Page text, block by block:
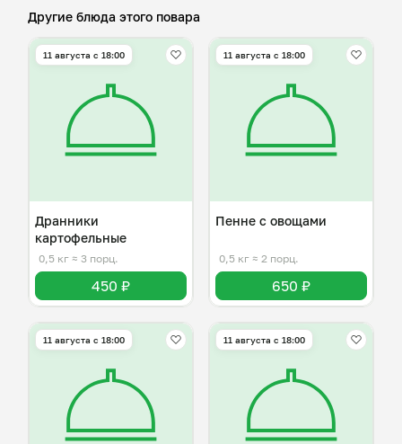
Другие блюда этого повара
11 августа с 18:00
Дранники
картофельные
0,5 кг ≈ 3 порц.
450 ₽
11 августа с 18:00
Пенне с овощами
0,5 кг ≈ 2 порц.
650 ₽
11 августа с 18:00 11 августа с 18:00